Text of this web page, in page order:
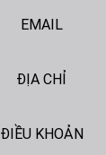
EMAIL
ĐỊA CHỈ
ĐIỀU KHOẢN